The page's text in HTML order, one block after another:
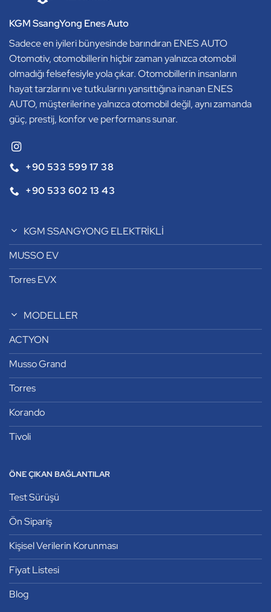
KGM SsangYong Enes Auto
Sadece en iyileri bünyesinde barındıran ENES AUTO
Otomotiv, otomobillerin hiçbir zaman yalnızca otomobil
olmadığı felsefesiyle yola çıkar. Otomobillerin insanların
hayat tarzlarını ve tutkularını yansıttığına inanan ENES
AUTO, müşterilerine yalnızca otomobil değil, aynı zamanda
güç, prestij, konfor ve performans sunar.
+90 533 599 17 38
+90 533 602 13 43
KGM SSANGYONG ELEKTRİKLİ
MUSSO EV
Torres EVX
MODELLER
ACTYON
Musso Grand
Torres
Korando
Tivoli
ÖNE ÇIKAN BAĞLANTILAR
Test Sürüşü
Ön Sipariş
Kişisel Verilerin Korunması
Fiyat Listesi
Blog